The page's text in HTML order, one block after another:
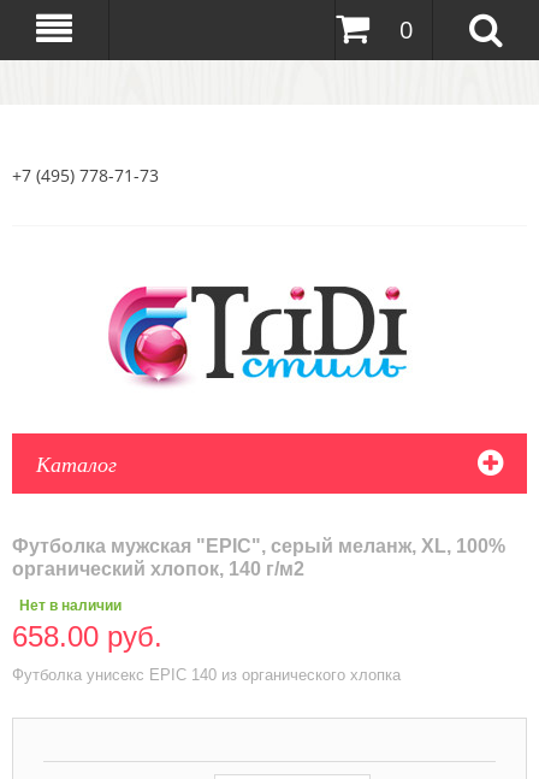
0
+7 (495) 778-71-73
Каталог
Футболка мужская "EPIC", серый меланж, XL, 100%
органический хлопок, 140 г/м2
Нет в наличии
658.00 руб.
Футболка унисекс EPIC 140 из органического хлопка